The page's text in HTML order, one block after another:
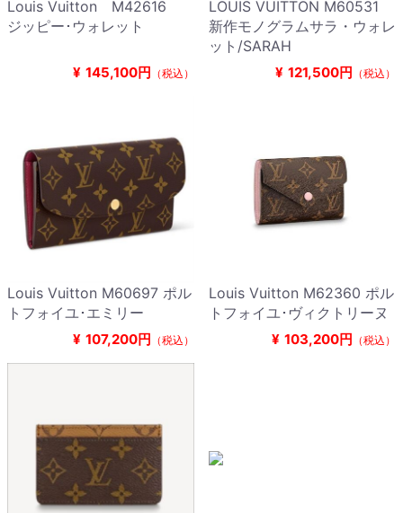
Louis Vuitton M42616
ジッピー･ウォレット
¥ 145,100円 （税込）
LOUIS VUITTON M60531
新作モノグラムサラ・ウォレ
ット/SARAH
¥ 121,500円 （税込）
Louis Vuitton M60697 ポル
トフォイユ･エミリー
¥ 107,200円 （税込）
Louis Vuitton M62360 ポル
トフォイユ･ヴィクトリーヌ
¥ 103,200円 （税込）